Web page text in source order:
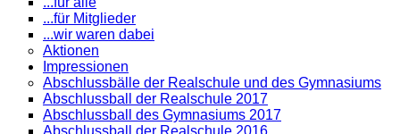
...für Mitglieder
...wir waren dabei
Aktionen
Impressionen
Abschlussbälle der Realschule und des Gymnasiums
Abschlussball der Realschule 2017
Abschlussball des Gymnasiums 2017
Abschlussball der Realschule 2016